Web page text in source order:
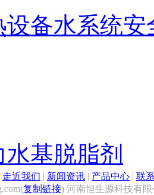
设备水系统
水基脱脂剂
走近我们 | 新闻资讯 | 产品中心 | 联
复制链接) 河南恒生源科技有